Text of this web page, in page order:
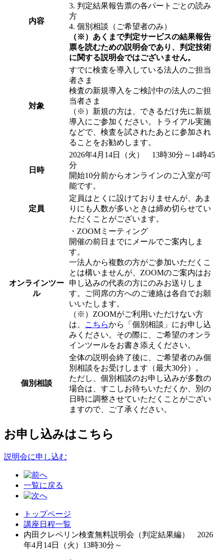
内容
3. 判定結果報告票の各パートごとの読み
方
4. 個別相談（ご希望者のみ）
（※）あくまで判定サービスの結果報告
票を読むための説明会であり、判定技術
に関する説明会ではございません。
対象
すでに検査を導入している法人のご担当
者さま
検査の新規導入をご検討中の法人のご担
当者さま
（※）新規の方は、できるだけ先に新規
導入にご参加ください。トライアル実施
などで、検査を試されたあとに参加され
ることをお勧めします。
日時
2026年4月14日（火） 13時30分～14時45
分
開始10分前からオンラインのご入室が可
能です。
定員
定員はとくに設けておりませんが、あま
りにも人数が多いときは締め切らせてい
ただくことがございます。
オンラインツー
ル
・ZOOMミーティング
開催の前日までにメールでご案内しま
す。
一法人から複数の方がご参加いただくこ
とは構いませんが、ZOOMのご案内はお
申し込みの代表の方にのみお送りしま
す。ご同席の方へのご連絡は各自でお願
いいたします。
（※）ZOOMがご利用いただけない方
は、
こちらから「個別相談」にお申し込
みください。その際に、ご希望のオンラ
インツールをお書き添えください。
個別相談
全体の説明会終了後に、ご希望者のみ個
別相談をお受けします（最大30分）。
ただし、個別相談のお申し込みが多数の
場合は、すこしお待ちいただくか、別の
日時に調整させていただくことがござい
ますので、ご了承ください。
お申し込みはこちら
説明会に申し込む
一覧に戻る
トップページ
講座日程一覧
内田クレペリン検査無料説明会（判定結果編） 2026
年4月14日（火）13時30分～